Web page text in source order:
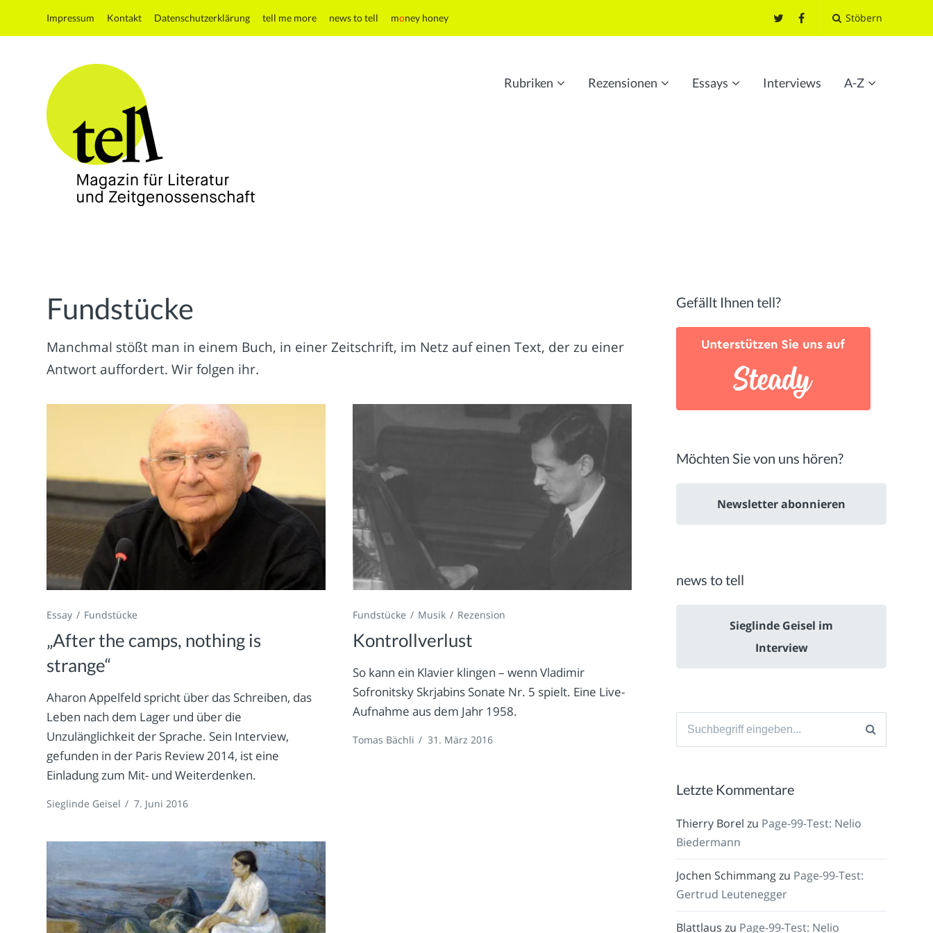
Impressum Kontakt Datenschutzerklärung tell me more news to tell money honey Stöbern
Zeitgenossenschaft
Rubriken Rezensionen Essays Interviews A-Z
Fundstücke
Manchmal stößt man in einem Buch, in einer Zeitschrift, im Netz auf einen Text, der zu einer
Antwort auffordert. Wir folgen ihr.
Essay Fundstücke
„After the camps, nothing is
strange“
Aharon Appelfeld spricht über das Schreiben, das
Leben nach dem Lager und über die
Unzulänglichkeit der Sprache. Sein Interview,
gefunden in der Paris Review 2014, ist eine
Einladung zum Mit- und Weiterdenken.
Sieglinde Geisel / 7. Juni 2016
Fundstücke Musik Rezension
Kontrollverlust
So kann ein Klavier klingen – wenn Vladimir
Sofronitsky Skrjabins Sonate Nr. 5 spielt. Eine Live-
Aufnahme aus dem Jahr 1958.
Tomas Bächli / 31. März 2016
Gefällt Ihnen tell?
Möchten Sie von uns hören?
Newsletter abonnieren
news to tell
Sieglinde Geisel im
Interview
Suche
Letzte Kommentare
Thierry Borel zu Page-99-Test: Nelio
Biedermann
Jochen Schimmangzu Page-99-Test:
Gertrud Leutenegger
Blattlaus zu Page-99-Test: Nelio